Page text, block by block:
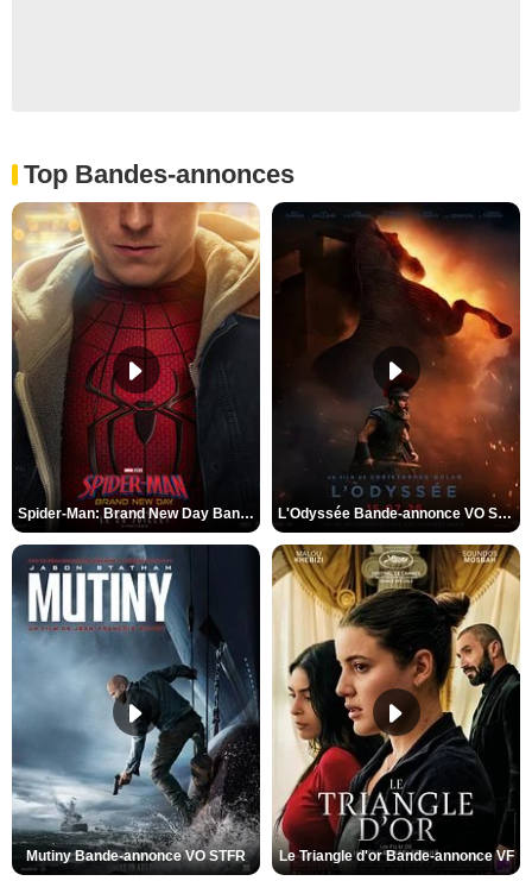
Top Bandes-annonces
Spider-Man: Brand New Day Bande-annonce VO STFR L'Odyssée Bande-annonce VO STFR
Mutiny Bande-annonce VO STFR Le Triangle d'or Bande-annonce VF